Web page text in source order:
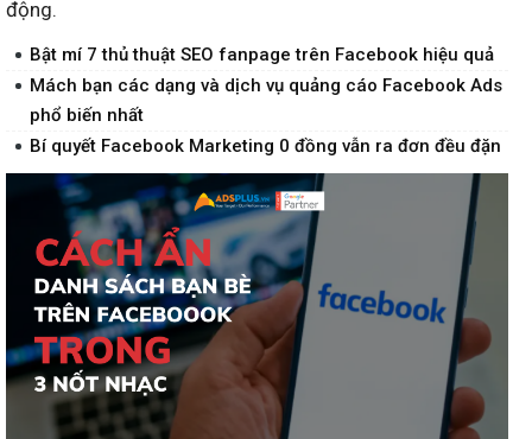
động.
Bật mí 7 thủ thuật SEO fanpage trên Facebook hiệu quả
Mách bạn các dạng và dịch vụ quảng cáo Facebook Ads
phổ biến nhất
Bí quyết Facebook Marketing 0 đồng vẫn ra đơn đều đặn